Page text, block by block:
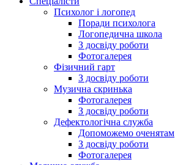
Психолог і логопед
Поради психолога
Логопедична школа
З досвіду роботи
Фотогалерея
Фізичний гарт
З досвіду роботи
Музична скринька
Фотогалерея
З досвіду роботи
Дефектологічна служба
Допоможемо оченятам
З досвіду роботи
Фотогалерея